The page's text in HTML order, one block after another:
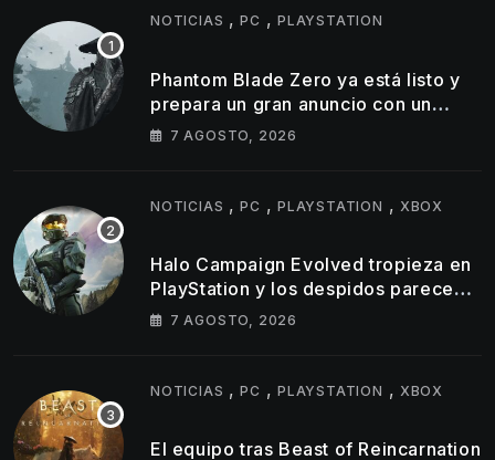
NOTICIAS ,PC ,PLAYSTATION
Phantom Blade Zero ya está listo y
prepara un gran anuncio con un
tráiler de 11 minutos
7 AGOSTO, 2026
NOTICIAS ,PC ,PLAYSTATION , XBOX
Halo Campaign Evolved tropieza en
PlayStation y los despidos parecen
golpear al estudio tras un
7 AGOSTO, 2026
NOTICIAS ,PC ,PLAYSTATION , XBOX
El equipo tras Beast of Reincarnation